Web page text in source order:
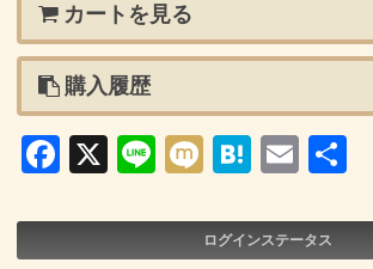
カートを見る
購入履歴
Facebook
X LineMixiHatena
Email
ログインステータス